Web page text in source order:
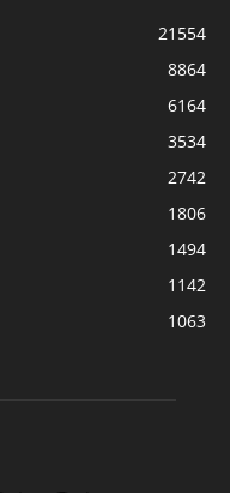
21554
8864
6164
3534
2742
1806
1494
1142
1063